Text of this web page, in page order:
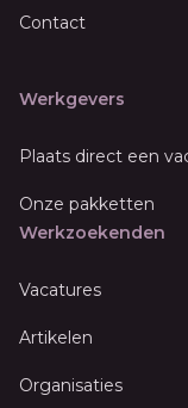
Contact
Werkgevers
Plaats direct een
Onze pakketten
Werkzoekenden
Vacatures
Artikelen
Organisaties